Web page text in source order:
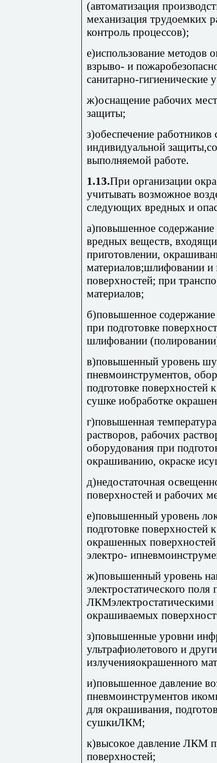
(автоматизация
механизация трудоемких
контроль процессов);
е)использование методов
взрыво- и
санитарно-гигиенические
ж)оснащение рабочих
защиты;
з)обеспечение
индивидуальной
выполняемой работе.
1.13.При организации
учитывать возможное
следующих вредных и
а)повышенное содержание
вредных веществ,
приготовлении,
материалов;шлифовании
поверхностей; при
материалов;
б)повышенное
при подготовке
шлифовании
в)повышенный уровень
пневмоинструментов,
подготовке
сушке иобработке
г)повышенная
растворов, рабочих
оборудования при
окрашиванию, окраске
д)недостаточная
поверхностей и рабочих
е)повышенный уровень
подготовке поверхностей
окрашенных
электро-
ж)повышенный уровень
электростатического поля
ЛКМэлектростатическими
окрашиваемых
з)повышенные уровни
ультрафиолетового и
излученияокрашенного
и)повышенное давление
пневмоинструментов
для окрашивания,
сушкиЛКМ;
к)высокое давление ЛКМ
поверхностей;